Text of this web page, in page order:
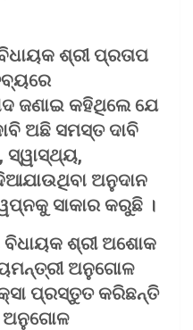
ଶ୍ରୀ ପ୍ରତାପ
ଜଣାଇ କହିଥିଲେ ଯେ
ଅଛି ସମସ୍ତ ଦାବି
ସ୍ୱାସ୍ଥ୍ୟ,
ଅନୁଦାନ
ସାକାର କରୁଛି ।
ବିଧାୟକ ଶ୍ରୀ ଅଶୋକ
ଅନୁଗୋଳ
ପ୍ରସ୍ତୁତ କରିଛନ୍ତି
ଅନୁଗୋଳ